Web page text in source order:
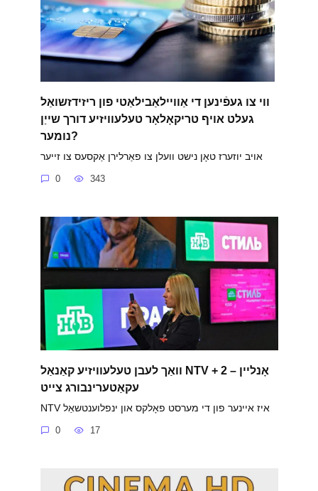
ווי צו געפֿינען די אַוויילאַבילאַטי פון ריזידזשואַל
געלט אויף טריקאָלאָר טעלעוויזיע דורך שייַן
נומער?
אויב יוזערז טאָן נישט וועלן צו פאַרלירן אַקסעס צו זייער
0 343
וואַך לעבן טעלעוויזיע קאַנאַל NTV + 2 אָנליין –
עקאַטערינבורג צייט
NTV איז איינער פון די מערסט פאָלקס און ינפלוענטשאַל
0 17